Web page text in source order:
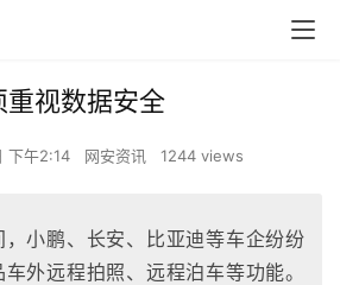
视数据安全
下午2:14 网安资讯 1244 views
鹏、长安、比亚迪等车企纷纷
外远程拍照、远程泊车等功能。